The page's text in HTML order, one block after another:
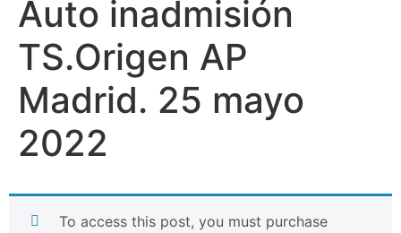
Auto inadmisión
TS.Origen AP
Madrid. 25 mayo
2022
To access this post, you must purchase